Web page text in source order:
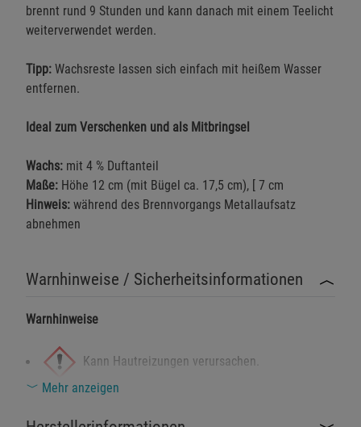
brennt rund 9 Stunden und kann danach mit einem Teelicht
weiterverwendet werden.
Tipp: Wachsreste lassen sich einfach mit heißem Wasser
entfernen.
Ideal zum Verschenken und als Mitbringsel
Wachs: mit 4 % Duftanteil
Maße: Höhe 12 cm (mit Bügel ca. 17,5 cm), [ 7 cm
Hinweis: während des Brennvorgangs Metallaufsatz
abnehmen
Warnhinweise / Sicherheitsinformationen
Warnhinweise
Kann Hautreizungen verursachen.
Mehr anzeigen